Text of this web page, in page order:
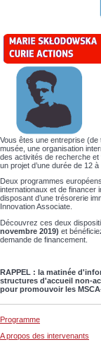
Vous êtes une entreprise
musée, une organisation
des activités de recherche
un projet d’une durée de 12 à
Deux programmes
internationaux et de financer
disposant d’une trésorerie
Innovation Associate.
Découvrez ces deux
novembre 2019) et
demande de financement.
RAPPEL : la matinée
structures d'accueil non-
pour promouvoir les
Programme
A propos des intervenants